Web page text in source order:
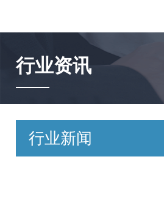
行业资讯
行业新闻